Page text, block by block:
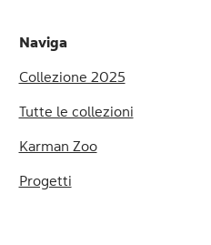
Naviga
Collezione 2025
Tutte le collezioni
Karman Zoo
Progetti